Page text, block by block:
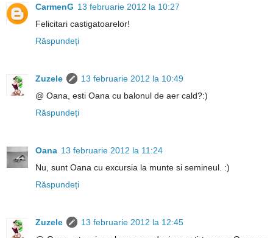
CarmenG 13 februarie 2012 la 10:27
Felicitari castigatoarelor!
Răspundeți
Zuzele
13 februarie 2012 la 10:49
@ Oana, esti Oana cu balonul de aer cald?:)
Răspundeți
Oana 13 februarie 2012 la 11:24
Nu, sunt Oana cu excursia la munte si semineul. :)
Răspundeți
Zuzele
13 februarie 2012 la 12:45